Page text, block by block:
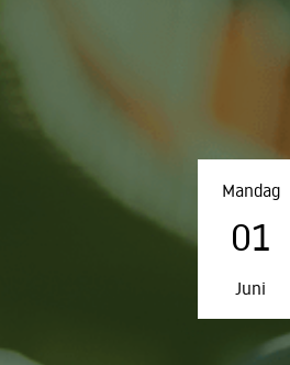
Mandag
01
Juni